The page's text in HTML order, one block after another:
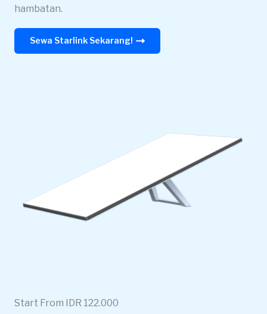
hambatan.
Sewa Starlink Sekarang!
Start From IDR 122.000